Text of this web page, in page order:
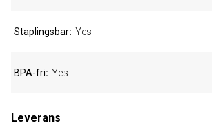
Staplingsbar Yes
BPA-fri Yes
Leverans